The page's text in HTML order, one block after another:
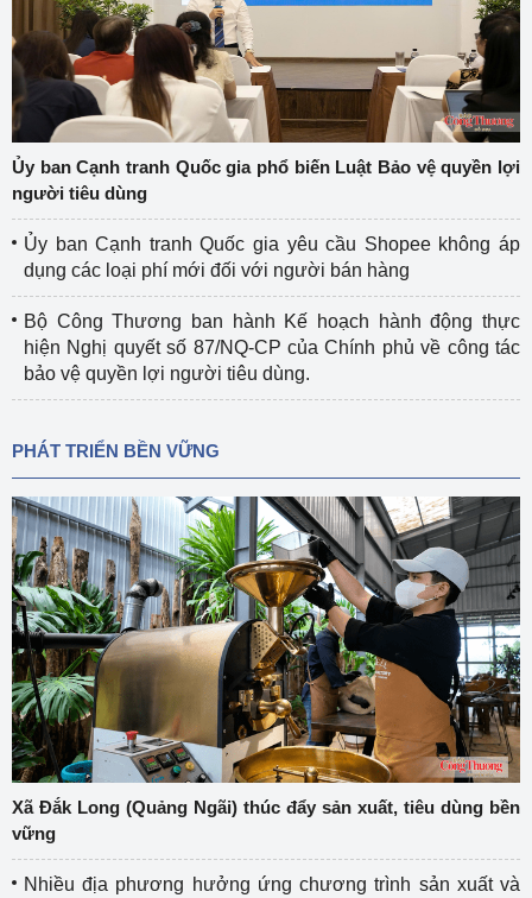
Ủy ban Cạnh tranh Quốc gia phổ biến Luật Bảo vệ quyền lợi
người tiêu dùng
Ủy ban Cạnh tranh Quốc gia yêu cầu Shopee không áp
dụng các loại phí mới đối với người bán hàng
Bộ Công Thương ban hành Kế hoạch hành động thực
hiện Nghị quyết số 87/NQ-CP của Chính phủ về công tác
bảo vệ quyền lợi người tiêu dùng.
PHÁT TRIỂN BỀN VỮNG
Xã Đắk Long (Quảng Ngãi) thúc đẩy sản xuất, tiêu dùng bền
vững
Nhiều địa phương hưởng ứng chương trình sản xuất và